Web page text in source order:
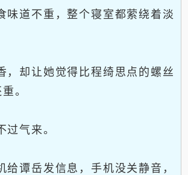
道不重，整个寝室都萦绕着淡
却让她觉得比程绮思点的螺丝
。
气来。
谭岳发信息，手机没关静音，